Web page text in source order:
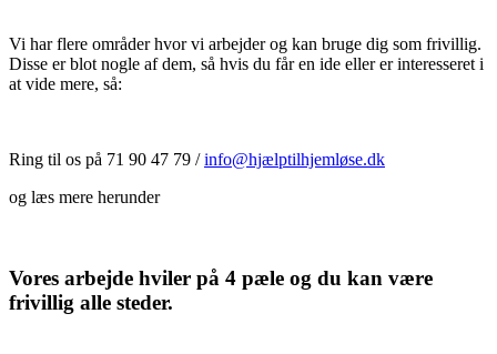
Vi har flere områder hvor vi arbejder og kan bruge dig som frivillig.
Disse er blot nogle af dem, så hvis du får en ide eller er interesseret i
at vide mere, så:
Ring til os på 71 90 47 79 /info@hjælptilhjemløse.dk
og læs mere herunder
Vores arbejde hviler på 4 pæle og du kan være
frivillig alle steder.